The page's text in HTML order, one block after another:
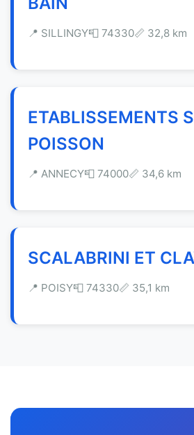
📍 SILLINGY📮 74330📏 32,8 km
ETABLISSEMENTS
POISSON
📍 ANNECY📮 74000📏 34,6 km
SCALABRINI ET
📍 POISY📮 74330📏 35,1 km